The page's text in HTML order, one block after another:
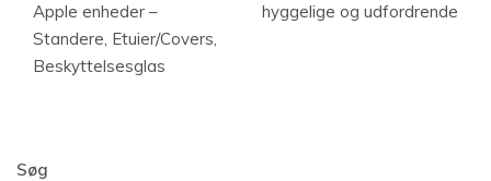
Apple enheder –
Standere, Etuier/Covers,
Beskyttelsesglas
hyggelige og udfordrende
Søg